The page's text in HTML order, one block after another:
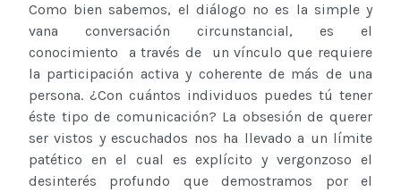
Como bien sabemos, el diálogo no es la simple y
vana conversación circunstancial, es el
conocimiento a través de un vínculo que requiere
la participación activa y coherente de más de una
persona. ¿Con cuántos individuos puedes tú tener
éste tipo de comunicación? La obsesión de querer
ser vistos y escuchados nos ha llevado a un límite
patético en el cual es explícito y vergonzoso el
desinterés profundo que demostramos por el